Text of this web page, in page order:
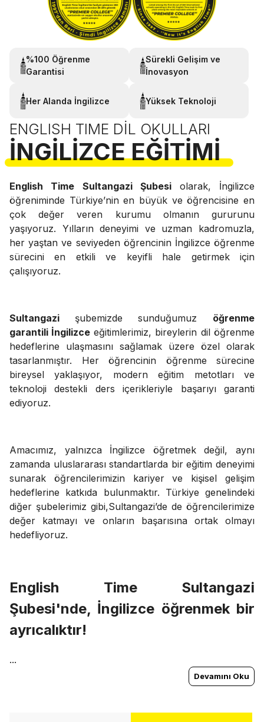
%100 Öğrenme
Garantisi
Sürekli Gelişim ve
İnovasyon
Her Alanda İngilizce Yüksek Teknoloji
ENGLISH TIME DIL OKULLARI
İNGILIZCE EĞITIMI
English Time Sultangazi Şubesi olarak, İngilizce
öğreniminde Türkiye’nin en büyük ve öğrencisine en
çok değer veren kurumu olmanın gururunu
yaşıyoruz. Yılların deneyimi ve uzman kadromuzla,
her yaştan ve seviyeden öğrencinin İngilizce öğrenme
sürecini en etkili ve keyifli hale getirmek için
çalışıyoruz.
Sultangazi şubemizde sunduğumuz öğrenme
garantili İngilizce eğitimlerimiz, bireylerin dil öğrenme
hedeflerine ulaşmasını sağlamak üzere özel olarak
tasarlanmıştır. Her öğrencinin öğrenme sürecine
bireysel yaklaşıyor, modern eğitim metotları ve
teknoloji destekli ders içerikleriyle başarıyı garanti
ediyoruz.
Amacımız, yalnızca İngilizce öğretmek değil, aynı
zamanda uluslararası standartlarda bir eğitim deneyimi
sunarak öğrencilerimizin kariyer ve kişisel gelişim
hedeflerine katkıda bulunmaktır. Türkiye genelindeki
diğer şubelerimiz gibi,Sultangazi’de de öğrencilerimize
değer katmayı ve onların başarısına ortak olmayı
hedefliyoruz.
English Time Sultangazi
Şubesi'nde, İngilizce öğrenmek bir
ayrıcalıktır!
...
Devamını Oku